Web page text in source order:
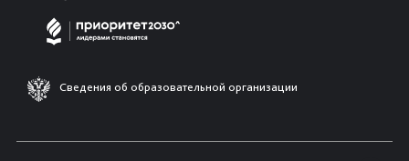
Сведения об образовательной организации